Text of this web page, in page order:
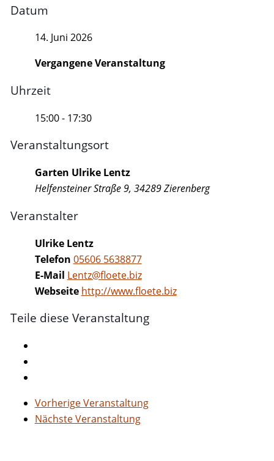
Datum
14. Juni 2026
Vergangene Veranstaltung
Uhrzeit
15:00 - 17:30
Veranstaltungsort
Garten Ulrike Lentz
Helfensteiner Straße 9, 34289 Zierenberg
Veranstalter
Ulrike Lentz
Telefon 05606 5638877
E-Mail Lentz@floete.biz
Webseite http://www.floete.biz
Teile diese Veranstaltung
Vorherige Veranstaltung
Nächste Veranstaltung